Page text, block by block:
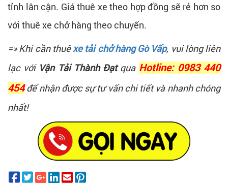
tỉnh lân cận. Giá thuê xe theo hợp đồng sẽ rẻ hơn so
với thuê xe chở hàng theo chuyến.
=» Khi cần thuêxe tải chở hàng Gò Vấp, vui lòng liên
lạc với Vận Tải Thành Đạtqua Hotline: 0983 440
454để nhận được sự tư vấn chi tiết và nhanh chóng
nhất!